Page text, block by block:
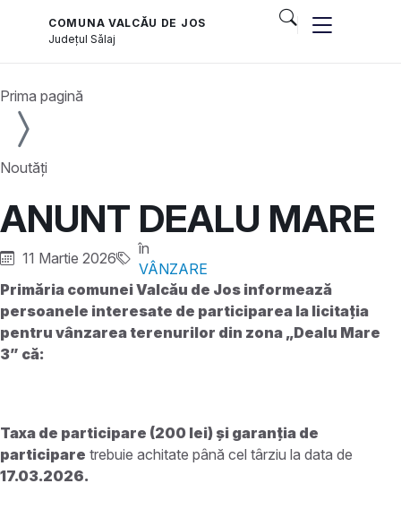
COMUNA VALCĂU DE JOS
Județul Sălaj
Prima pagină
Noutăți
ANUNT DEALU MARE
11 Martie 2026
în
VÂNZARE
Primăria comunei Valcău de Jos informează
persoanele interesate de participarea la licitația
pentru vânzarea terenurilor din zona „Dealu Mare
3” că:
Taxa de participare (200 lei) și garanția de
participare trebuie achitate până cel târziu la data de
17.03.2026.